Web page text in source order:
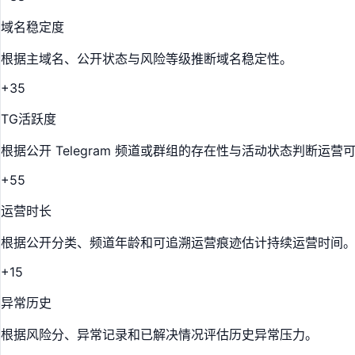
域名稳定度
根据主域名、公开状态与风险等级推断域名稳定性。
+35
TG活跃度
根据公开 Telegram 频道或群组的存在性与活动状态判断运营可
+55
运营时长
根据公开分类、频道年龄和可追溯运营痕迹估计持续运营时间。
+15
异常历史
根据风险分、异常记录和已解决情况评估历史异常压力。